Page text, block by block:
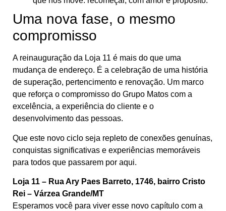
Uma nova fase, o mesmo
compromisso
A reinauguração da Loja 11 é mais do que uma
mudança de endereço. É a celebração de uma história
de superação, pertencimento e renovação. Um marco
que reforça o compromisso do Grupo Matos com a
excelência, a experiência do cliente e o
desenvolvimento das pessoas.
Que este novo ciclo seja repleto de conexões genuínas,
conquistas significativas e experiências memoráveis
para todos que passarem por aqui.
Loja 11 – Rua Ary Paes Barreto, 1746, bairro Cristo
Rei – Várzea Grande/MT
Esperamos você para viver esse novo capítulo com a